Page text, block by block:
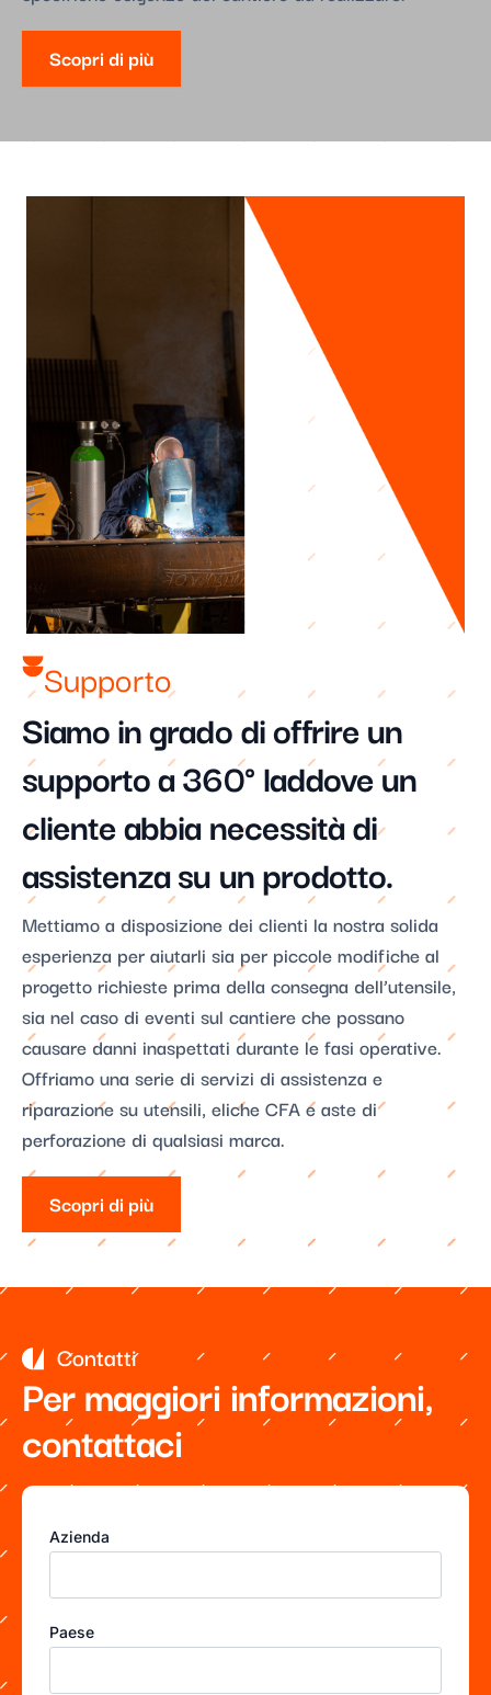
Scopri di più
Supporto​
Siamo in grado di offrire un
supporto a 360° laddove un
cliente abbia necessità di
assistenza su un prodotto.​
Mettiamo a disposizione dei clienti la nostra solida
esperienza per aiutarli sia per piccole modifiche al
progetto richieste prima della consegna dell’utensile,
sia nel caso di eventi sul cantiere che possano
causare danni inaspettati durante le fasi operative.
Offriamo una serie di servizi di assistenza e
riparazione su utensili, eliche CFA e aste di
perforazione di qualsiasi marca.
Scopri di più
Contatti
Per maggiori informazioni,
contattaci
Azienda
Paese